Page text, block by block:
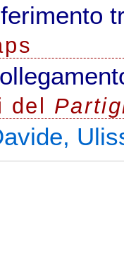
del